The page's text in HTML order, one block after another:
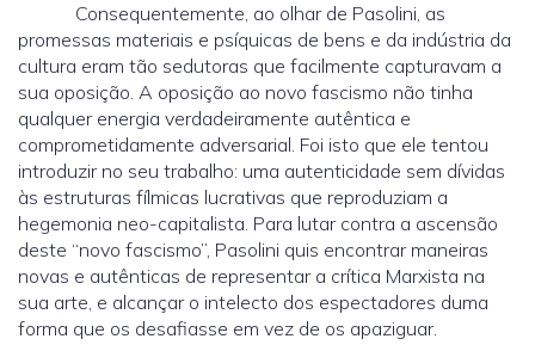
Consequentemente, ao olhar de Pasolini, as
promessas materiais e psíquicas de bens e da indústria da
cultura eram tão sedutoras que facilmente capturavam a
sua oposição. A oposição ao novo fascismo não tinha
qualquer energia verdadeiramente autêntica e
comprometidamente adversarial. Foi isto que ele tentou
introduzir no seu trabalho: uma autenticidade sem dívidas
às estruturas fílmicas lucrativas que reproduziam a
hegemonia neo-capitalista. Para lutar contra a ascensão
deste “novo fascismo”, Pasolini quis encontrar maneiras
novas e autênticas de representar a crítica Marxista na
sua arte, e alcançar o intelecto dos espectadores duma
forma que os desafiasse em vez de os apaziguar.